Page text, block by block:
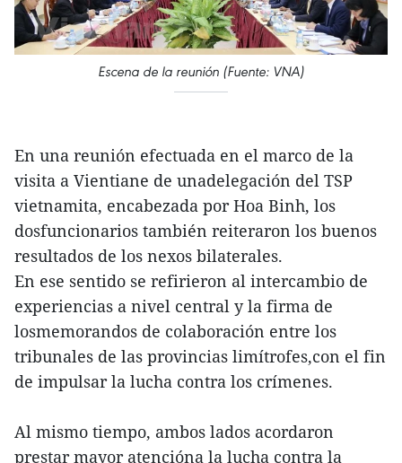
Escena de la reunión (Fuente: VNA)
En una reunión efectuada en el marco de la
visita a Vientiane de unadelegación del TSP
vietnamita, encabezada por Hoa Binh, los
dosfuncionarios también reiteraron los buenos
resultados de los nexos bilaterales.
En ese sentido se refirieron al intercambio de
experiencias a nivel central y la firma de
losmemorandos de colaboración entre los
tribunales de las provincias limítrofes,con el fin
de impulsar la lucha contra los crímenes.
Al mismo tiempo, ambos lados acordaron
prestar mayor atencióna la lucha contra la